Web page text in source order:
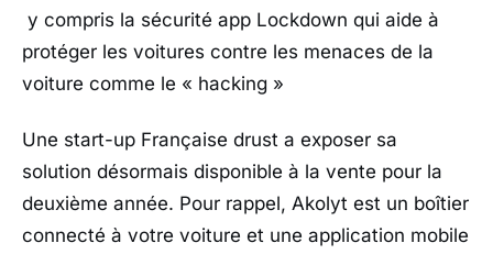
y compris la sécurité app Lockdown qui aide à
protéger les voitures contre les menaces de la
voiture comme le « hacking »
Une start-up Française drust a exposer sa
solution désormais disponible à la vente pour la
deuxième année. Pour rappel, Akolyt est un boîtier
connecté à votre voiture et une application mobile